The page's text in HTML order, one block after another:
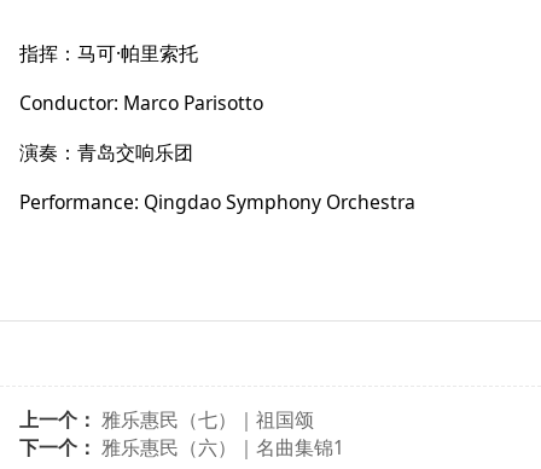
指挥：马可·帕里索托
Conductor: Marco Parisotto
演奏：青岛交响乐团
Performance: Qingdao Symphony Orchestra
上一个： 雅乐惠民（七）｜祖国颂
下一个： 雅乐惠民（六）｜名曲集锦1